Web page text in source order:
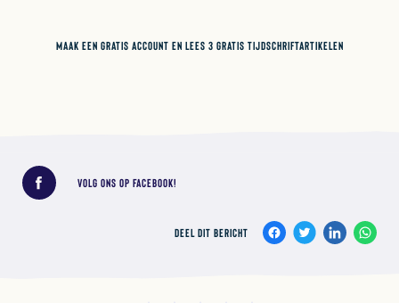
MAAK EEN GRATIS ACCOUNT EN LEES 3 GRATIS TIJDSCHRIFTARTIKELEN
VOLG ONS OP FACEBOOK!
DEEL DIT BERICHT